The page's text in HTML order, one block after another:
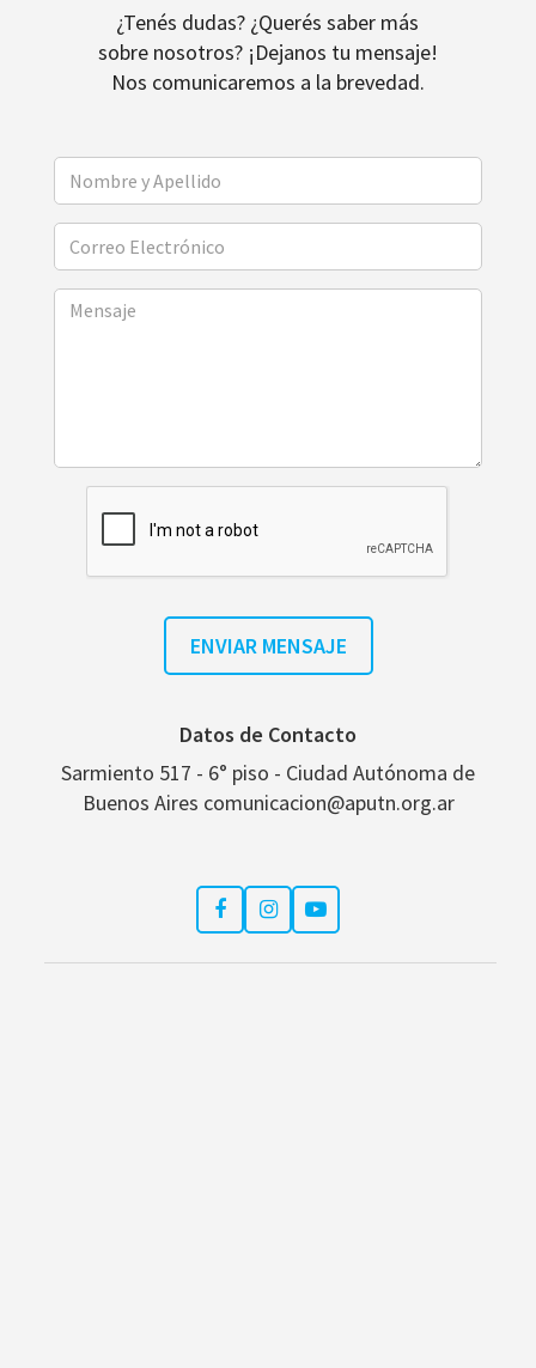
¿Tenés dudas? ¿Querés saber más
sobre nosotros? ¡Dejanos tu mensaje!
Nos comunicaremos a la brevedad.
Datos de Contacto
Sarmiento 517 - 6° piso - Ciudad Autónoma de
Buenos Aires comunicacion@aputn.org.ar